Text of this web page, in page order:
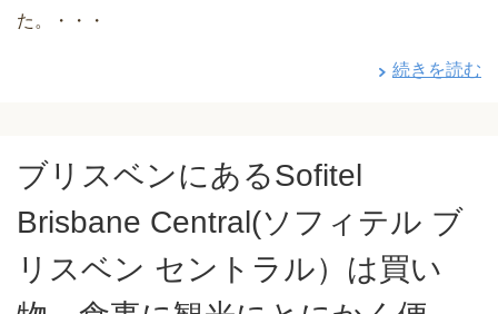
た。・・・
続きを読む
ブリスベンにあるSofitel
Brisbane Central(ソフィテル ブ
リスベン セントラル）は買い